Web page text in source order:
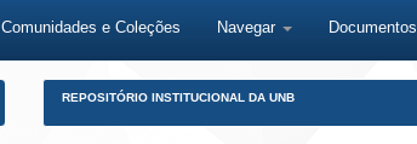
Comunidades e Coleções Navegar Documentos
REPOSITÓRIO INSTITUCIONAL DA UNB